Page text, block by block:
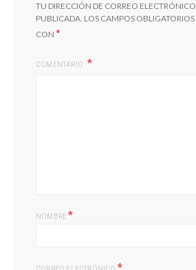
TU DIRECCIÓN DE CORREO
PUBLICADA. LOS CAMPOS
CON *
COMENTARIO
NOMBRE *